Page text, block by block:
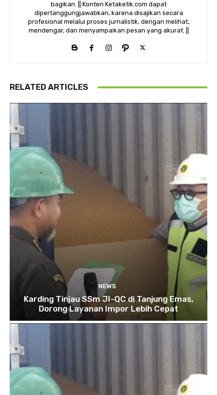
bagikan. || Konten Ketaketik.com dapat
dipertanggungjawabkan, karena disajikan secara
profesional melalui proses jurnalistik, dengan melihat,
mendengar, dan menyampaikan pesan yang akurat. ||
RELATED ARTICLES
NEWS
Karding Tinjau SSm JI-QC di Tanjung Emas,
Dorong Layanan Impor Lebih Cepat